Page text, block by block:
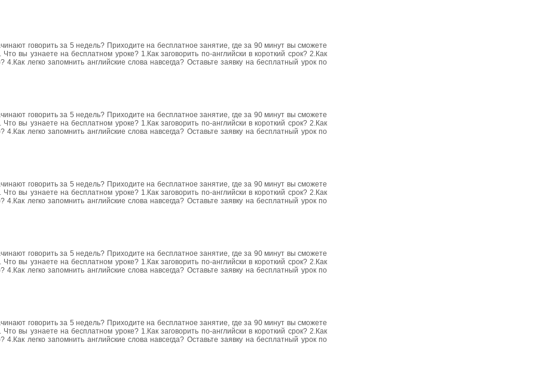
говорить за 5 недель? Приходите на бесплатное занятие, где за 90 минут вы сможете
вы узнаете на бесплатном уроке? 1.Как заговорить по-английски в короткий срок? 2.Как
легко запомнить английские слова навсегда? Оставьте заявку на бесплатный урок по
говорить за 5 недель? Приходите на бесплатное занятие, где за 90 минут вы сможете
вы узнаете на бесплатном уроке? 1.Как заговорить по-английски в короткий срок? 2.Как
легко запомнить английские слова навсегда? Оставьте заявку на бесплатный урок по
говорить за 5 недель? Приходите на бесплатное занятие, где за 90 минут вы сможете
вы узнаете на бесплатном уроке? 1.Как заговорить по-английски в короткий срок? 2.Как
легко запомнить английские слова навсегда? Оставьте заявку на бесплатный урок по
говорить за 5 недель? Приходите на бесплатное занятие, где за 90 минут вы сможете
вы узнаете на бесплатном уроке? 1.Как заговорить по-английски в короткий срок? 2.Как
легко запомнить английские слова навсегда? Оставьте заявку на бесплатный урок по
говорить за 5 недель? Приходите на бесплатное занятие, где за 90 минут вы сможете
вы узнаете на бесплатном уроке? 1.Как заговорить по-английски в короткий срок? 2.Как
легко запомнить английские слова навсегда? Оставьте заявку на бесплатный урок по